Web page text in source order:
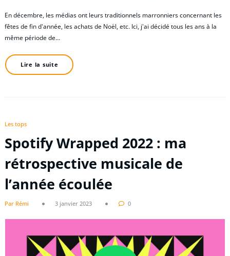
En décembre, les médias ont leurs traditionnels marronniers concernant les
fêtes de fin d'année, les achats de Noël, etc. Ici, j'ai décidé tous les ans à la
même période de…
Lire la suite
Les tops
Spotify Wrapped 2022 : ma
rétrospective musicale de
l’année écoulée
Par Rémi 3 janvier 2023 0